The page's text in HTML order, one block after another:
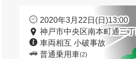
2020年3月22日(日)13:00
神戸市中央区南本町通三
車両相互 小破事故
普通乗用車(2)